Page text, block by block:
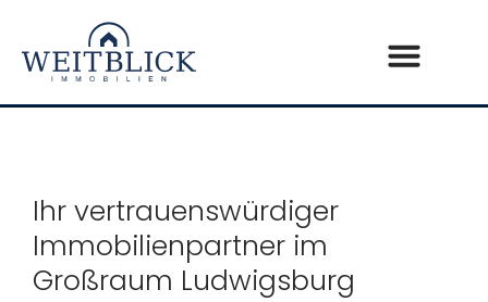
Ihr vertrauenswürdiger
Immobilienpartner im
Großraum Ludwigsburg